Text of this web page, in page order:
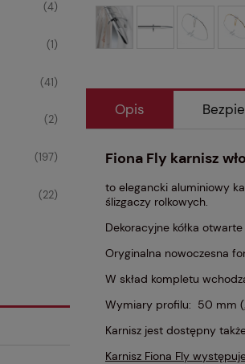
(4)
(1)
(41)
(2)
(197)
(22)
Opis
Fiona Fly karnisz
to elegancki aluminiowy
ślizgaczy rolkowych.
Dekoracyjne kółka
Oryginalna nowoczesna
W skład kompletu
Wymiary profilu: 50 mm
Karnisz jest dostępny
Karnisz Fiona Fly